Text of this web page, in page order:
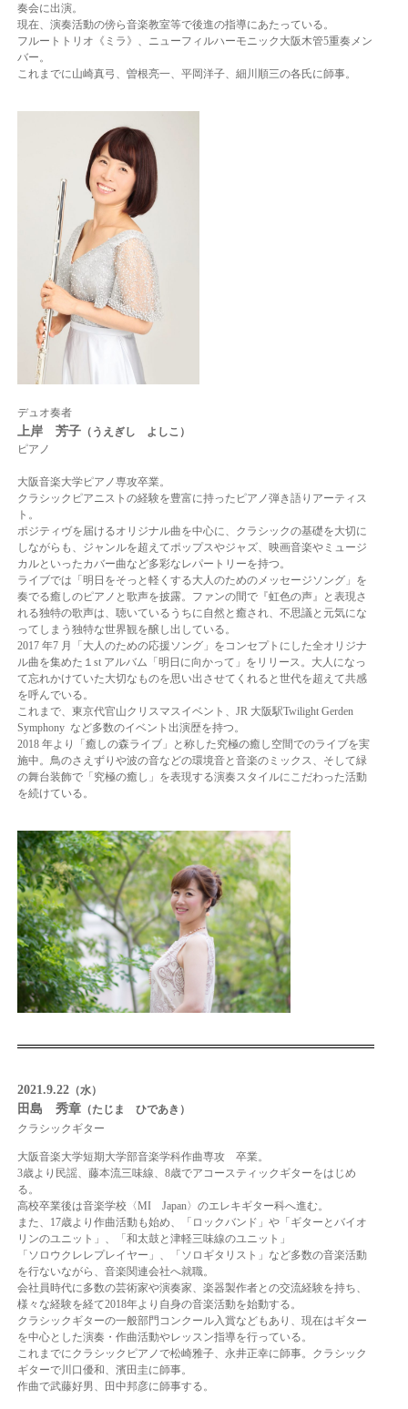
奏会に出演。
現在、演奏活動の傍ら音楽教室等で後進の指導にあたっている。
フルートトリオ《ミラ》、ニューフィルハーモニック大阪木管5重奏メン
バー。
これまでに山崎真弓、曽根亮一、平岡洋子、細川順三の各氏に師事。
デュオ奏者
上岸 芳子（うえぎし よしこ）
ピアノ
大阪音楽大学ピアノ専攻卒業。
クラシックピアニストの経験を豊富に持ったピアノ弾き語りアーティス
ト。
ポジティヴを届けるオリジナル曲を中心に、 クラシックの基礎を大切に
しながらも、ジャンルを超えてポップスやジャズ、映画音楽やミュージ
カルといったカバー曲など多彩なレパートリーを持つ。
ライブでは「明日をそっと軽くする大人のためのメッセージソング」を
奏でる癒しのピアノと歌声を披露。 ファンの間で『虹色の声』と表現さ
れる独特の歌声は、聴いているうちに自然と癒され、不思議と元気にな
ってしまう独特な世界観を醸し出している。
2017 年7 月「大人のための応援ソング」をコンセプトにした全オリジナ
ル曲を集めた １st アルバム「明日に向かって」をリリース。 大人になっ
て忘れかけていた大切なものを思い出させてくれると世代を超えて共感
を呼んでいる。
これまで、東京代官山クリスマスイベント、JR 大阪駅Twilight Gerden
Symphony など多数のイベント出演歴を持つ。
2018 年より「癒しの森ライブ」と称した究極の癒し空間でのライブを実
施中。鳥のさえずりや波の音などの環境音と音楽のミックス、そして緑
の舞台装飾で「究極の癒し」を表現する演奏スタイルにこだわった活動
を続けている。
2021.9.22（水）
田島 秀章（たじま ひであき）
クラシックギター
大阪音楽大学短期大学部音楽学科作曲専攻 卒業。
3歳より民謡、藤本流三味線、8歳でアコースティックギターをはじめ
る。
高校卒業後は音楽学校〈MI Japan〉のエレキギター科へ進む。
また、17歳より作曲活動も始め、「ロックバンド」や「ギターとバイオ
リンのユニット」、「和太鼓と津軽三味線のユニット」
「ソロウクレレプレイヤー」、「ソロギタリスト」など多数の音楽活動
を行ないながら、音楽関連会社へ就職。
会社員時代に多数の芸術家や演奏家、楽器製作者との交流経験を持ち、
様々な経験を経て2018年より自身の音楽活動を始動する。
クラシックギターの一般部門コンクール入賞などもあり、現在はギター
を中心とした演奏・作曲活動やレッスン指導を行っている。
これまでにクラシックピアノで松崎雅子、永井正幸に師事。クラシック
ギターで川口優和、濱田圭に師事。
作曲で武藤好男、田中邦彦に師事する。